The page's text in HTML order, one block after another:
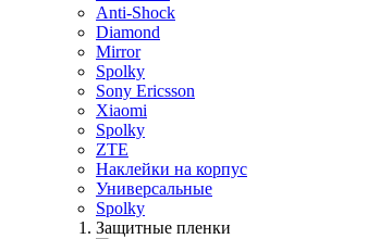
Anti-Shock
Diamond
Mirror
Spolky
Sony Ericsson
Xiaomi
Spolky
ZTE
Наклейки на корпус
Универсальные
Spolky
Защитные пленки